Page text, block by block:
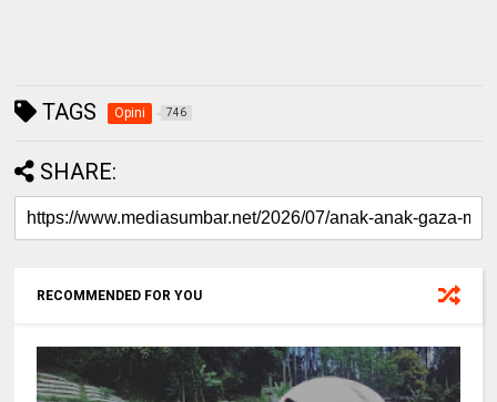
TAGS Opini 746
SHARE:
RECOMMENDED FOR YOU